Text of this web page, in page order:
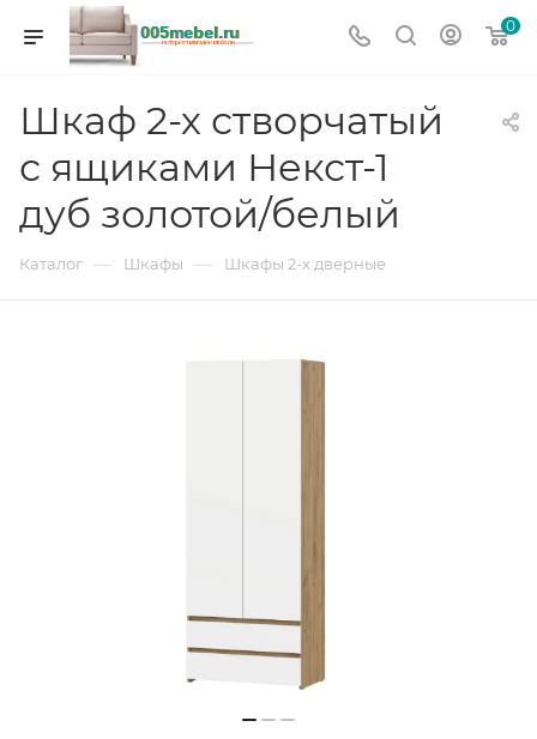
0
Шкаф 2-х створчатый
с ящиками Некст-1
дуб золотой/белый
Каталог — Шкафы — Шкафы 2-х дверные